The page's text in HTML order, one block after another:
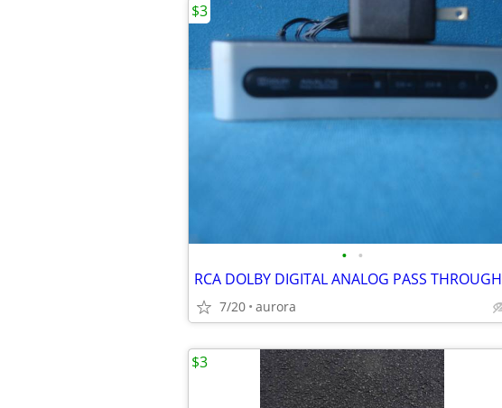
• •
RCA DOLBY DIGITAL ANALOG PASS THROUGH
7/20 aurora
$3
$3